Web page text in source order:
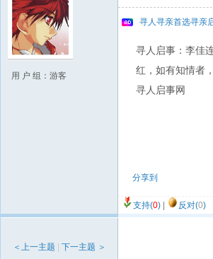
用 户 组：游客
寻人寻亲首选寻亲
寻人启事：李佳
红，如有知情者
寻人启事网
分享到
支持(0) 反对(0)
＜上一主题 下一主题 ＞